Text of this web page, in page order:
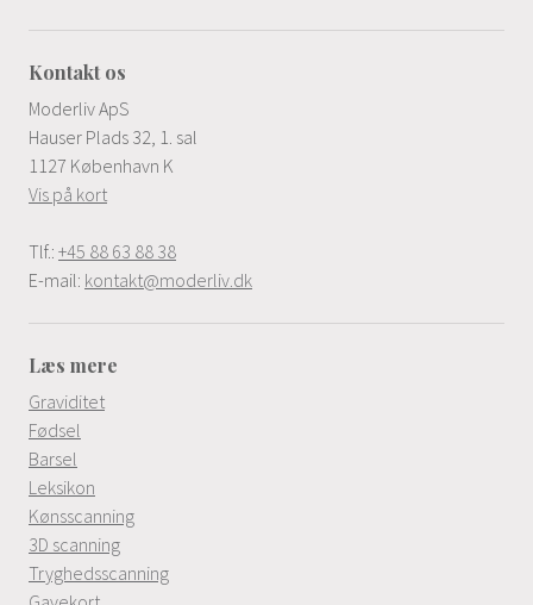
Kontakt os
Moderliv ApS
Hauser Plads 32, 1. sal
1127 København K
Vis på kort
Tlf.: +45 88 63 88 38
E-mail: kontakt@moderliv.dk
Læs mere
Graviditet
Fødsel
Barsel
Leksikon
Kønsscanning
3D scanning
Tryghedsscanning